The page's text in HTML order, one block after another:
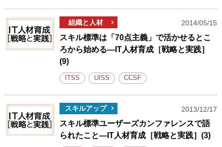
組織と人材 2014/05/15
スキル標準は「70点主義」で活かせるとこ
ろから始める―IT人材育成［戦略と実践］
(9)
ITSS UISS CCSF
スキルアップ 2013/12/17
スキル標準ユーザーズカンファレンスで語
られたこと―IT人材育成［戦略と実践］(3)